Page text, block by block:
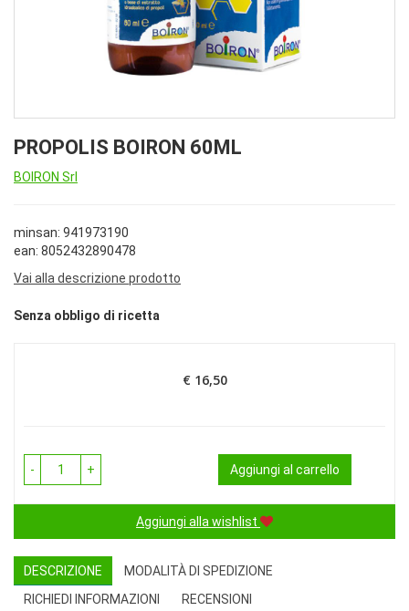
PROPOLIS BOIRON 60ML
BOIRON Srl
minsan: 941973190
ean: 8052432890478
Vai alla descrizione prodotto
Senza obbligo di ricetta
Prezzo
€ 16,50
- + Aggiungi al carrello
Aggiungi alla wishlist
DESCRIZIONE
MODALITÀ DI SPEDIZIONE
RICHIEDI INFORMAZIONI
RECENSIONI